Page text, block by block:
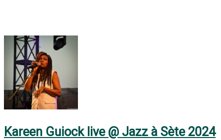
Kareen Guiock live @ Jazz à Sète 2024